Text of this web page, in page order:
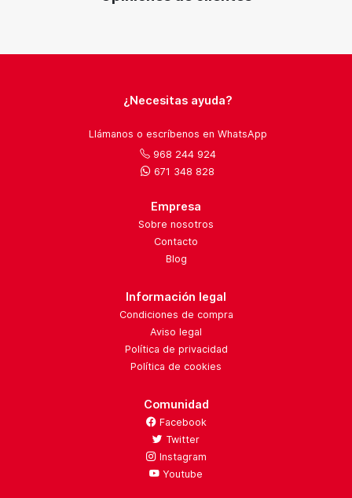
¿Necesitas ayuda?
Llámanos o escríbenos en WhatsApp
968 244 924
671 348 828
Empresa
Sobre nosotros
Contacto
Blog
Información legal
Condiciones de compra
Aviso legal
Política de privacidad
Política de cookies
Comunidad
Facebook
Twitter
Instagram
Youtube